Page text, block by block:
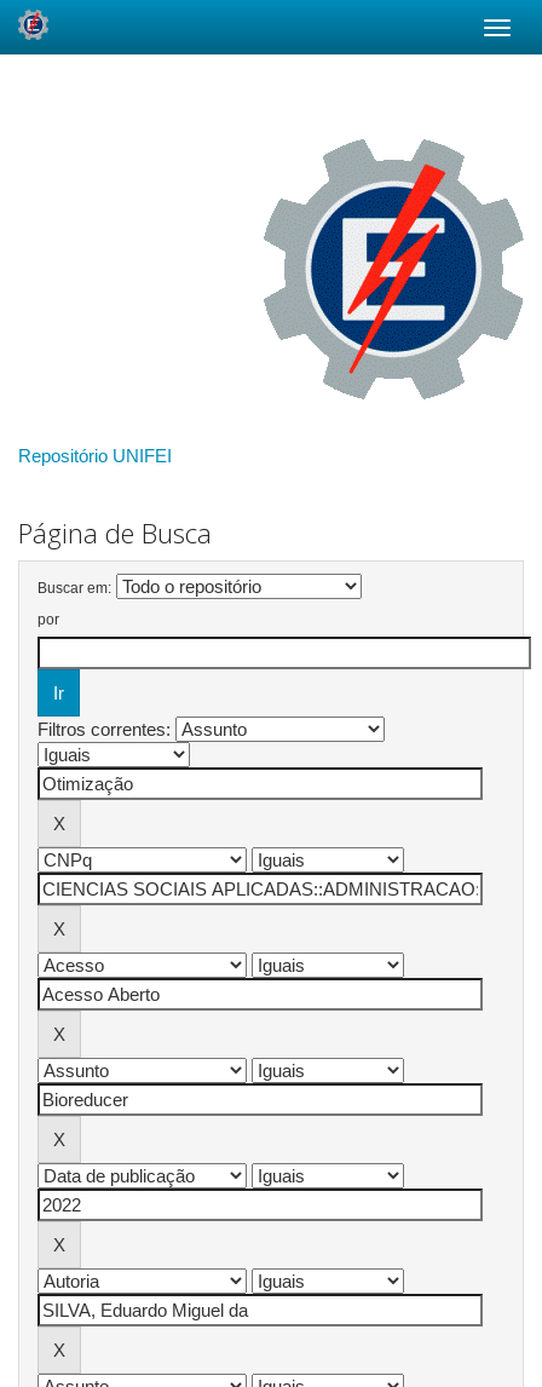
Repositório UNIFEI
Página de Busca
Buscar em:
por
Filtros correntes: